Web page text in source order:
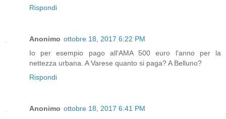
Rispondi
Anonimo ottobre 18, 2017 6:22 PM
Io per esempio pago all'AMA 500 euro l'anno per la
nettezza urbana. A Varese quanto si paga? A Belluno?
Rispondi
Anonimo ottobre 18, 2017 6:41 PM